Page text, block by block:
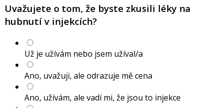
Uvažujete o tom, že byste zkusili léky na
hubnutí v injekcích?
Už je užívám nebo jsem užíval/a
Ano, uvažuji, ale odrazuje mě cena
Ano, užívám, ale vadí mi, že jsou to injekce